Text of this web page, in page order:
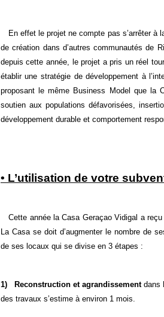
En effet le projet ne compte pas s’arrêter
de création dans d’autres communautés de
depuis cette année, le projet a pris un réel
établir une stratégie de développement à
proposant le même Business Model que la
soutien aux populations défavorisées,
développement durable et comportement
• L’utilisation de votre
Cette année la Casa Geraçao Vidigal a
La Casa se doit d’augmenter le nombre de
de ses locaux qui se divise en 3 étapes :
1) Reconstruction et agrandissementdans
des travaux s’estime à environ 1 mois.